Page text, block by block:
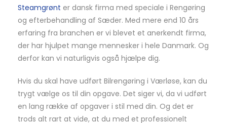
Steamgrønt er dansk firma med speciale i Rengøring
og efterbehandling af Sæder. Med mere end 10 års
erfaring fra branchen er vi blevet et anerkendt firma,
der har hjulpet mange mennesker i hele Danmark. Og
derfor kan vi naturligvis også hjælpe dig.
Hvis du skal have udført Bilrengøring i Værløse, kan du
trygt vælge os til din opgave. Det siger vi, da vi udført
en lang række af opgaver i stil med din. Og det er
trods alt rart at vide, at du med et professionelt